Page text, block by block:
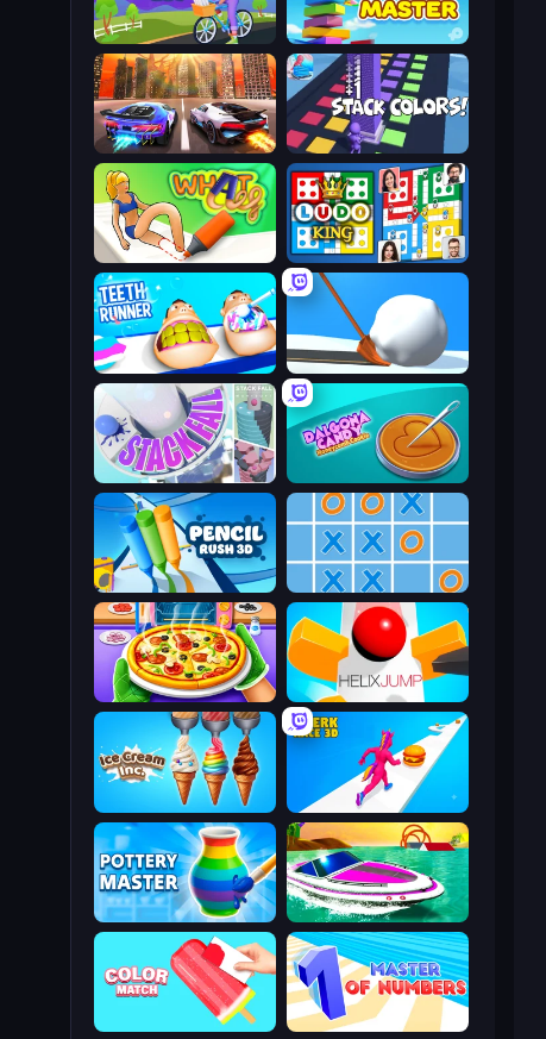
Slice Master
Paper Delivery Boy
Stack Colors
Night City Racing
Ludo King
What a Leg
Shovel 3D
Teeth Runner
Stack Fall
Tic Tac Toe Online
Pencil Rush
Helix Jump
Pizza Maker
Twerk Race 3D
Ice Cream Inc.
Jet Boat Racing
Pottery Master
Master of Numbers
Color Match